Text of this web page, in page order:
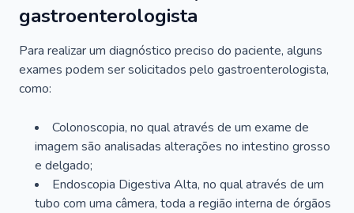
gastroenterologista
Para realizar um diagnóstico preciso do paciente, alguns
exames podem ser solicitados pelo gastroenterologista,
como:
Colonoscopia, no qual através de um exame de
imagem são analisadas alterações no intestino grosso
e delgado;
Endoscopia Digestiva Alta, no qual através de um
tubo com uma câmera, toda a região interna de órgãos